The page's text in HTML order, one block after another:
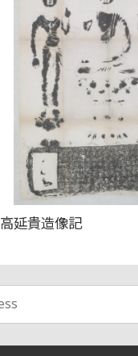
高延貴造像記